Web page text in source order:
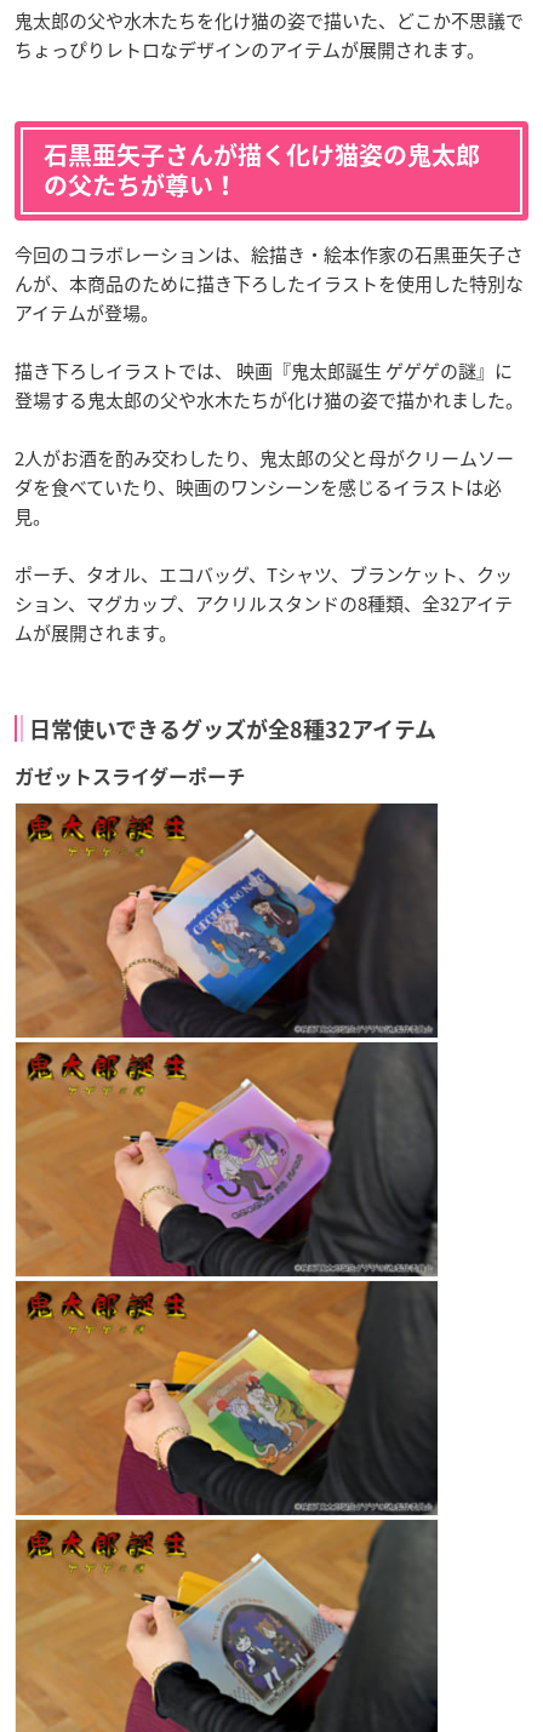
鬼太郎の父や水木たちを化け猫の姿で描いた、どこか不思議で
ちょっぴりレトロなデザインのアイテムが展開されます。
石黒亜矢子さんが描く化け猫姿の鬼太郎
の父たちが尊い！
今回のコラボレーションは、絵描き・絵本作家の石黒亜矢子さ
んが、本商品のために描き下ろしたイラストを使用した特別な
アイテムが登場。
描き下ろしイラストでは、 映画『鬼太郎誕生 ゲゲゲの謎』に
登場する鬼太郎の父や水木たちが化け猫の姿で描かれました。
2人がお酒を酌み交わしたり、鬼太郎の父と母がクリームソー
ダを食べていたり、映画のワンシーンを感じるイラストは必
見。
ポーチ、タオル、エコバッグ、Tシャツ、ブランケット、クッ
ション、マグカップ、アクリルスタンドの8種類、全32アイテ
ムが展開されます。
日常使いできるグッズが全8種32アイテム
ガゼットスライダーポーチ